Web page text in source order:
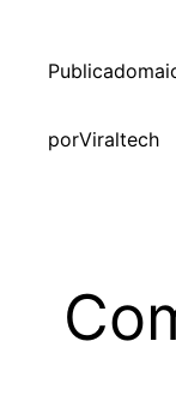
Publicado
porViraltech